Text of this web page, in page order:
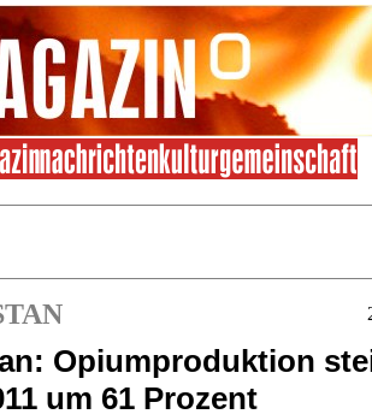
Opiumproduktion
um 61 Prozent